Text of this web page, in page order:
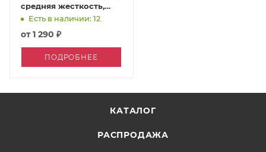
средняя жесткость,
32,5x12,5 cм, мятный/
Есть в наличии: 12
от1 290 ₽
ПОДРОБНЕЕ
КАТАЛОГ
РАСПРОДАЖА